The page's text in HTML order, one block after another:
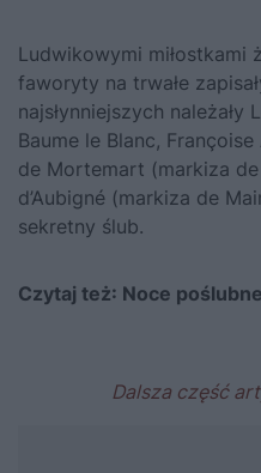
Ludwikowymi miłostkami
faworyty na trwałe
najsłynniejszych należały
Baume le Blanc,
de Mortemart (markiza
d’Aubigné (markiza de
sekretny ślub.
Czytaj też: Noce